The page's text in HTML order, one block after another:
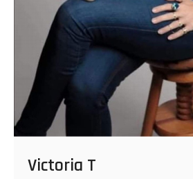
Victoria T